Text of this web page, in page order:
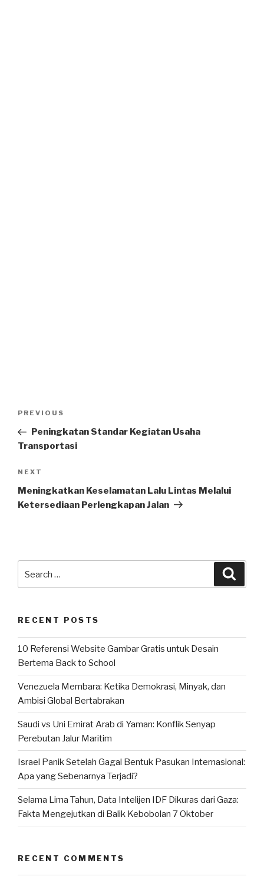
Previous
Post
PREVIOUS
Peningkatan Standar Kegiatan Usaha
Transportasi
Next
Post
NEXT
Meningkatkan Keselamatan Lalu Lintas Melalui
Ketersediaan Perlengkapan Jalan
for:
RECENT POSTS
10 Referensi Website Gambar Gratis untuk Desain
Bertema Back to School
Venezuela Membara: Ketika Demokrasi, Minyak, dan
Ambisi Global Bertabrakan
Saudi vs Uni Emirat Arab di Yaman: Konflik Senyap
Perebutan Jalur Maritim
Israel Panik Setelah Gagal Bentuk Pasukan Internasional:
Apa yang Sebenarnya Terjadi?
Selama Lima Tahun, Data Intelijen IDF Dikuras dari Gaza:
Fakta Mengejutkan di Balik Kebobolan 7 Oktober
RECENT COMMENTS